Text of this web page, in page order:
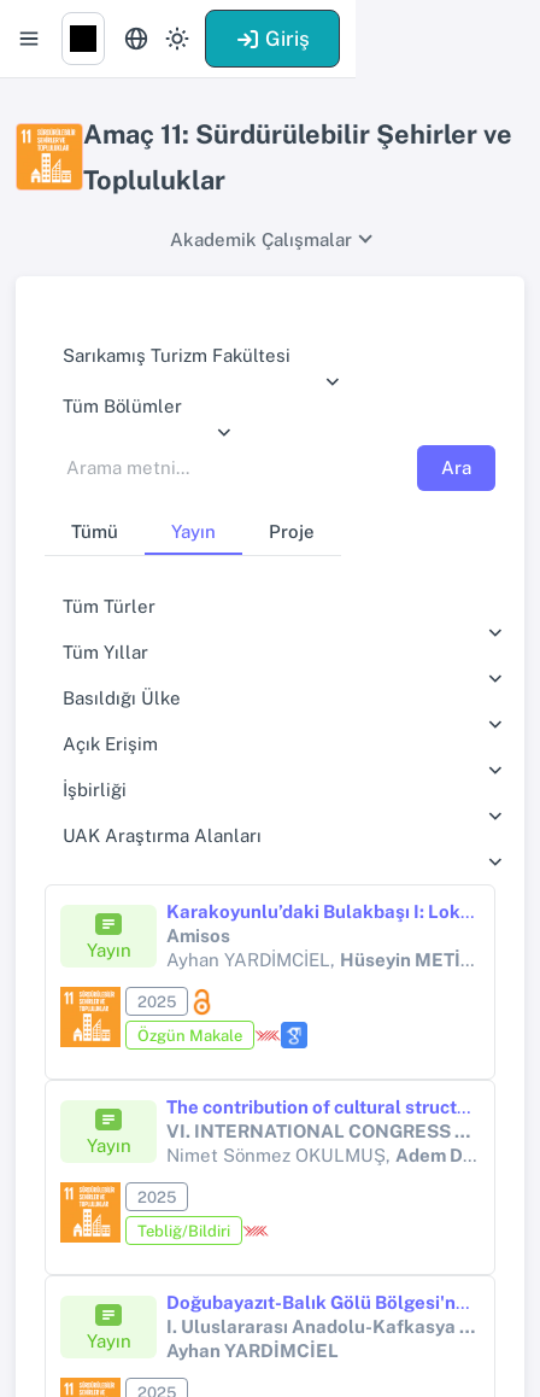
Giriş
Amaç 11: Sürdürülebilir Şehirler ve
Topluluklar
Akademik Çalışmalar
Sarıkamış Turizm Fakültesi
Tüm Bölümler
Ara
Tümü Yayın Proje
Tüm Türler
Tüm Yıllar
Basıldığı Ülke
Açık Erişim
İşbirliği
UAK Araştırma Alanları
Yayın
Karakoyunlu’daki Bulakbaşı I: Lokasyonun İşlevi Ve Tarihlendirmesine Dair Bir Ön Rapor
Amisos
Ayhan YARDİMCİEL, Hüseyin METİN
2025
Özgün Makale
Yayın
The contribution of cultural structures in erzurum to tourism
VI. INTERNATIONAL CONGRESS OF CULTURAL LANDSCAPES WITHIN THE FRAMEWORK OF SUSTAINABLE DEVELOPMENT
Nimet Sönmez OKULMUŞ, Adem DUMLU
2025
Tebliğ/Bildiri
Yayın
Doğubayazıt-Balık Gölü Bölgesi'nde Urartu İnşa Faaliyetleri
I. Uluslararası Anadolu-Kafkasya Kültür ve Sanat Sempozyumu
Ayhan YARDİMCİEL
2025